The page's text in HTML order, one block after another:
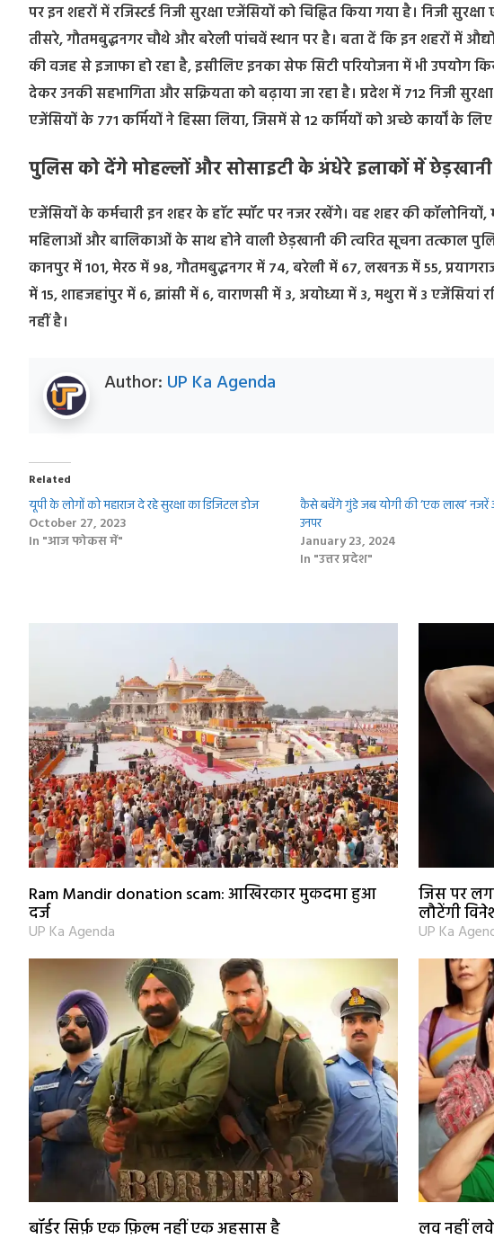
पर इन शहरों में रजिस्टर्ड निजी सुरक्षा एजेंसियों को चिह्नित किया गया है। निजी
तीसरे, गौतमबुद्धनगर चौथे और बरेली पांचवें स्थान पर है। बता दें कि इन शहरों में
की वजह से इजाफा हो रहा है, इसीलिए इनका सेफ सिटी परियोजना में भी उपयोग
देकर उनकी सहभागिता और सक्रियता को बढ़ाया जा रहा है। प्रदेश में 712 निजी
एजेंसियों के 771 कर्मियों ने हिस्सा लिया, जिसमें से 12 कर्मियों को अच्छे कार्यों के
पुलिस को देंगे मोहल्लों और सोसाइटी के अंधेरे इलाकों में
एजेंसियों के कर्मचारी इन शहर के हाॅट स्पॉट पर नजर रखेंगे। वह शहर की
महिलाओं और बालिकाओं के साथ होने वाली छेड़खानी की त्वरित सूचना तत्काल
कानपुर में 101, मेरठ में 98, गौतमबुद्धनगर में 74, बरेली में 67, लखनऊ में 55,
में 15, शाहजहांपुर में 6, झांसी में 6, वाराणसी में 3, अयोध्या में 3, मथुरा में 3 एजेंसियां
नहीं है।
Author: UP Ka Agenda
Related
यूपी के लोगों को महाराज दे रहे सुरक्षा का डिजिटल डोज
October 27, 2023
In "आज फोकस में"
कैसे बचेंगे गुंडे जब योगी की ‘एक लाख’ नजरें
उनपर
January 23, 2024
In "उत्तर प्रदेश"
Ram Mandir donation scam: आखिरकार मुकदमा हुआ
दर्ज
UP Ka Agenda
जिस पर
लौटेंगी
UP Ka
बॉर्डर सिर्फ़ एक फ़िल्म नहीं एक अहसास है लव नहीं